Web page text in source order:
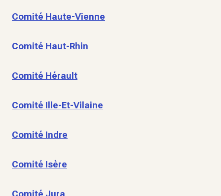
Comité Haute-Vienne
Comité Haut-Rhin
Comité Hérault
Comité Ille-Et-Vilaine
Comité Indre
Comité Isère
Comité Jura